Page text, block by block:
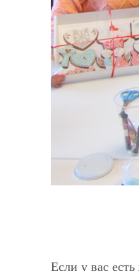
Если у вас